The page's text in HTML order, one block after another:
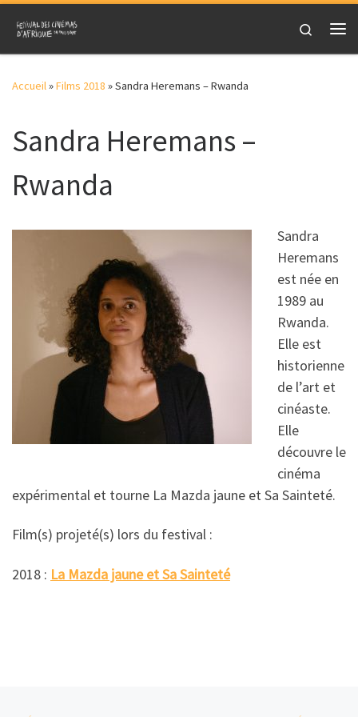
Skip to content
Search
Accueil»Films 2018 »Sandra Heremans – Rwanda
Sandra Heremans –
Rwanda
Sandra
Heremans
est née en
1989 au
Rwanda.
Elle est
historienne
de l’art et
cinéaste.
Elle
découvre le
cinéma
expérimental et tourne La Mazda jaune et Sa Sainteté.
Film(s) projeté(s) lors du festival :
2018 : La Mazda jaune et Sa Sainteté